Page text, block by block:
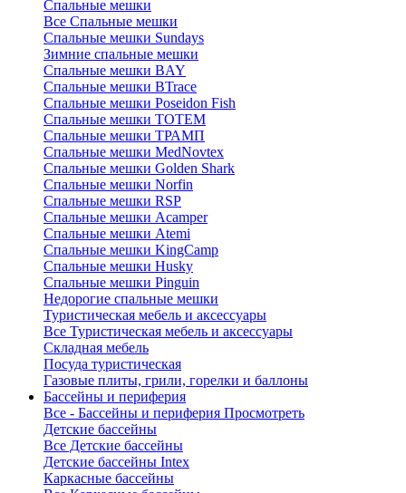
Спальные мешки
Все Спальные мешки
Спальные мешки Sundays
Зимние спальные мешки
Спальные мешки BAY
Спальные мешки BTrace
Спальные мешки Poseidon Fish
Спальные мешки ТОТЕМ
Спальные мешки ТРАМП
Cпальные мешки MedNovtex
Спальные мешки Golden Shark
Спальные мешки Norfin
Спальные мешки RSP
Спальные мешки Acamper
Спальные мешки Atemi
Спальные мешки KingCamp
Спальные мешки Husky
Спальные мешки Pinguin
Недорогие спальные мешки
Туристическая мебель и аксессуары
Все Туристическая мебель и аксессуары
Складная мебель
Посуда туристическая
Газовые плиты, грили, горелки и баллоны
Бассейны и периферия
Все - Бассейны и периферия Просмотреть
Детские бассейны
Все Детские бассейны
Детские бассейны Intex
Каркасные бассейны